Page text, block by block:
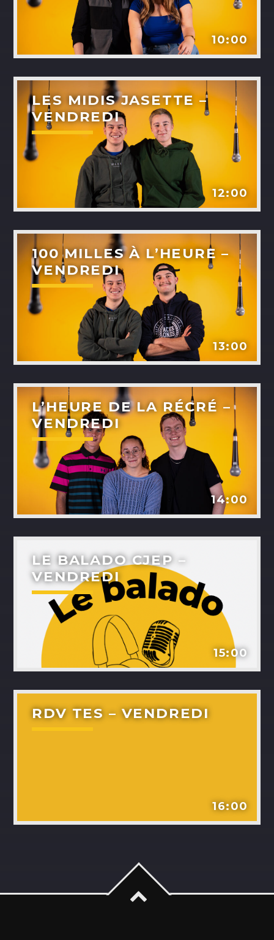
SANDRINE LABELLE
DOMINICK BOUCHARD
H25
ASHLEY COURNOYER NADEAU
H25
ALEX BOUCHARD
H25
TOUS LES ANIMATEURS
10:00
LES MIDIS JASETTE –
VENDREDI
12:00
100 MILLES À L’HEURE –
VENDREDI
13:00
L’HEURE DE LA RÉCRÉ –
VENDREDI
14:00
LE BALADO CJEP –
VENDREDI
15:00
RDV TES – VENDREDI
16:00